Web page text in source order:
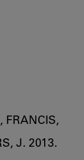
FRANCIS,
J. 2013.